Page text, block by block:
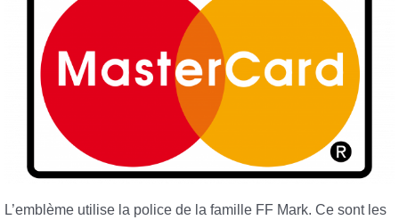
L’emblème utilise la police de la famille FF Mark. Ce sont les